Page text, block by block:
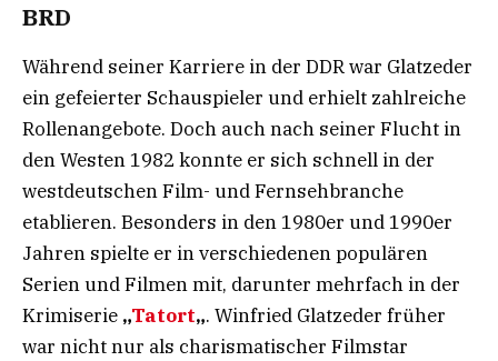
BRD
Während seiner Karriere in der DDR war Glatzeder
ein gefeierter Schauspieler und erhielt zahlreiche
Rollenangebote. Doch auch nach seiner Flucht in
den Westen 1982 konnte er sich schnell in der
westdeutschen Film- und Fernsehbranche
etablieren. Besonders in den 1980er und 1990er
Jahren spielte er in verschiedenen populären
Serien und Filmen mit, darunter mehrfach in der
Krimiserie „Tatort„. Winfried Glatzeder früher
war nicht nur als charismatischer Filmstar